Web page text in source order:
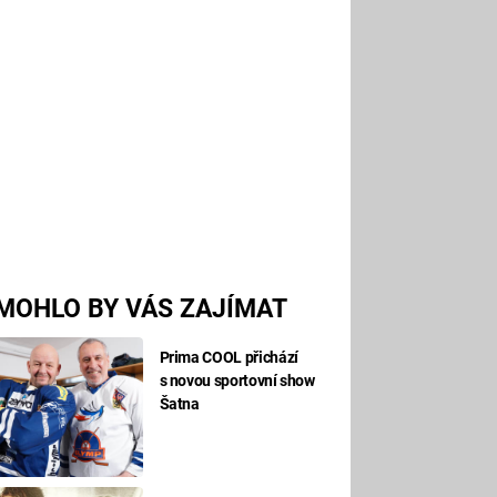
BY VÁS ZAJÍMAT
Prima COOL přichází
s novou sportovní show
Šatna